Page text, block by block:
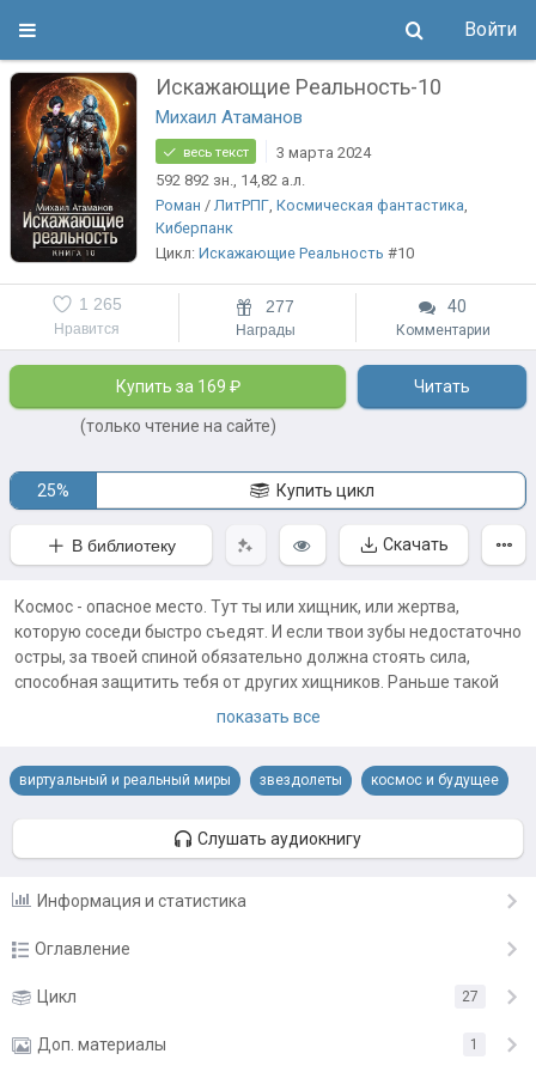
Войти
Искажающие Реальность-10
Михаил Атаманов
весь текст
3 марта 2024
592 892 зн., 14,82 а.л.
Роман /ЛитРПГ,Космическая фантастика,
Киберпанк
Цикл:Искажающие Реальность #10
Нравится
1 265 277
Награды
40
Комментарии
Купить за 169 ₽
(только чтение на сайте)
Читать
25% Купить цикл
В библиотеку Скачать
Космос - опасное место. Тут ты или хищник, или жертва,
которую соседи быстро съедят. И если твои зубы недостаточно
остры, за твоей спиной обязательно должна стоять сила,
способная защитить тебя от других хищников. Раньше такой
человечеством Земли шутки плохи, поскольку у нашей планеты
космофлот, но и кое-что уникальное, чего нет ни у одной
других расы. У Земли есть Комар и его мгновенно
все привычные рамки и законы войны.
показать все
виртуальный и реальный миры звездолеты космос и будущее
Слушать аудиокнигу
Информация и статистика
Оглавление
Введение. Рождение новой силы 3.03.24
Глава первая. Задел на будущее 3.03.24
Цикл 27
Доп. материалы 1